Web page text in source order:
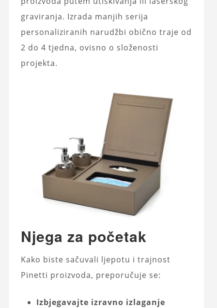
graviranja. Izrada manjih serija
personaliziranih narudžbi obično traje od
2 do 4 tjedna, ovisno o složenosti
projekta.
Njega za početak
Kako biste sačuvali ljepotu i trajnost
Pinetti proizvoda, preporučuje se:
Izbjegavajte izravno izlaganje